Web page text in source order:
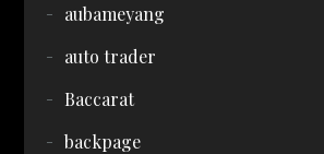
aubameyang
auto trader
Baccarat
backpage